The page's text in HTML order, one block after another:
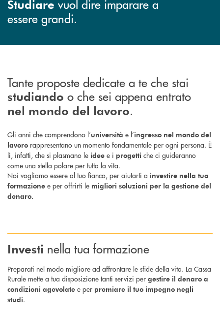
Studiare vuol dire imparare a
essere grandi.
Tante proposte dedicate a te che stai
studiando o che sei appena entrato
nel mondo del lavoro.
Gli anni che comprendono l’università e l’ingresso nel mondo del
lavoro rappresentano un momento fondamentale per ogni persona. È
lì, infatti, che si plasmano le idee e i progetti che ci guideranno
come una stella polare per tutta la vita.
Noi vogliamo essere al tuo fianco, per aiutarti a investire nella tua
formazione e per offrirti le migliori soluzioni per la gestione del
denaro.
Investi nella tua formazione
Preparati nel modo migliore ad affrontare le sfide della vita. La Cassa
Rurale mette a tua disposizione tanti servizi per gestire il denaro a
condizioni agevolate e per premiare il tuo impegno negli
studi.